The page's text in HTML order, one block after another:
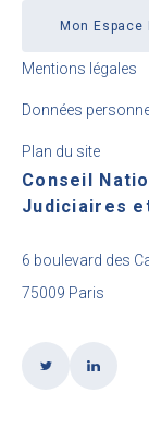
Mon Espace
Mentions légales
Données
Plan du site
Conseil
Judiciaires
6 boulevard des
75009 Paris